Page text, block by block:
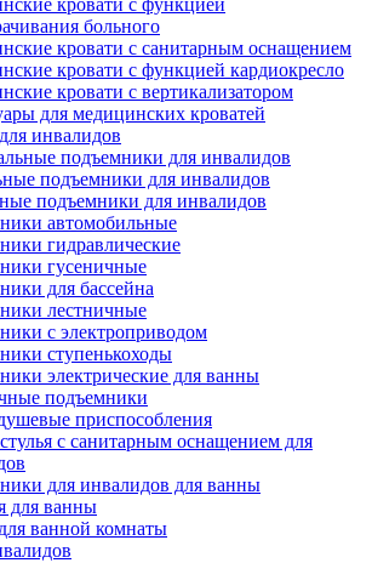
кровати с функцией
больного
кровати с санитарным оснащением
кровати с функцией кардиокресло
кровати с вертикализатором
для медицинских кроватей
инвалидов
подъемники для инвалидов
подъемники для инвалидов
подъемники для инвалидов
автомобильные
гидравлические
гусеничные
для бассейна
лестничные
с электроприводом
ступенькоходы
электрические для ванны
подъемники
приспособления
с санитарным оснащением для
для инвалидов для ванны
для ванны
ванной комнаты